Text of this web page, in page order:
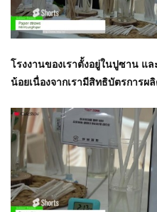
โรงงานของเราตั้งอยู่ในปูซาน แ
น้อยเนื่องจากเรามีสิทธิบัตรการผ